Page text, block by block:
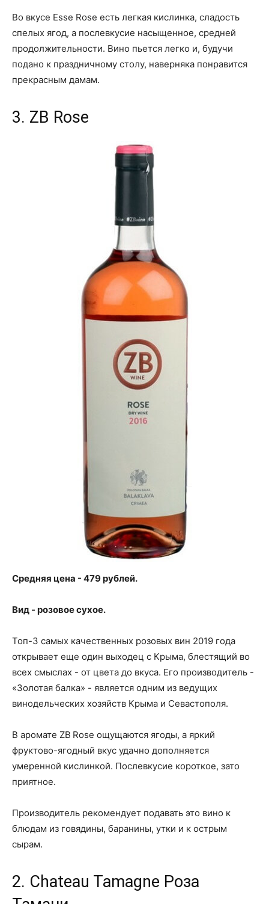
Во вкусе Esse Rose есть легкая кислинка, сладость
спелых ягод, а послевкусие насыщенное, средней
продолжительности. Вино пьется легко и, будучи
подано к праздничному столу, наверняка понравится
прекрасным дамам.
3. ZB Rose
Средняя цена - 479 рублей.
Вид - розовое сухое.
Топ-3 самых качественных розовых вин 2019 года
открывает еще один выходец с Крыма, блестящий во
всех смыслах - от цвета до вкуса. Его производитель -
«Золотая балка» - является одним из ведущих
винодельческих хозяйств Крыма и Севастополя.
В аромате ZB Rose ощущаются ягоды, а яркий
фруктово-ягодный вкус удачно дополняется
умеренной кислинкой. Послевкусие короткое, зато
приятное.
Производитель рекомендует подавать это вино к
блюдам из говядины, баранины, утки и к острым
сырам.
2. Chateau Tamagne Роза